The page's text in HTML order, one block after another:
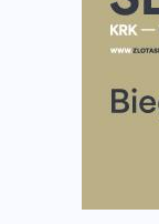
Wystartuje
35. Bieg
Ile razy w
często biegać,
Już w ten
i Półmaraton